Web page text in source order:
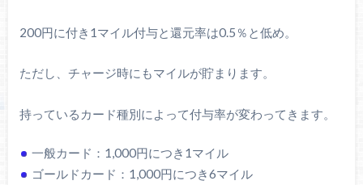
200円に付き1マイル付与と還元率は0.5％と低め。
ただし、チャージ時にもマイルが貯まります。
持っているカード種別によって付与率が変わってきます。
一般カード：1,000円につき1マイル
ゴールドカード：1,000円につき6マイル